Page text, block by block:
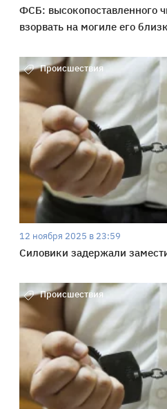
ФСБ: высокопоставленного
взорвать на могиле его
Происшествия
12 ноября 2025 в 23:59
Силовики задержали
Происшествия